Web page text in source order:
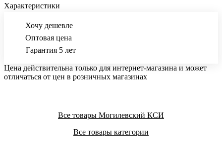
Характеристики
Хочу дешевле
Оптовая цена
Гарантия 5 лет
Цена действительна только для интернет-магазина и может
отличаться от цен в розничных магазинах
Все товары Могилевский КСИ
Все товары категории